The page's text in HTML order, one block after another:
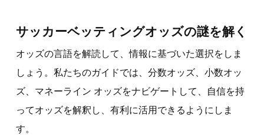
サッカーベッティングオッズの謎を解く
オッズの言語を解読して、情報に基づいた選択をしま
しょう。私たちのガイドでは、分数オッズ、小数オッ
ズ、マネーライン オッズをナビゲートして、自信を持
ってオッズを解釈し、有利に活用できるようにしま
す。